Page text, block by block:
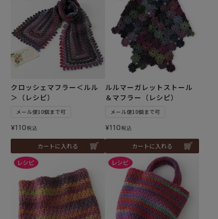
クロッシェマフラー＜ルル
＞（レシピ）
メール便10個まで可
¥110税込
カートに入れる
ルルマーガレットストール
＆マフラー（レシピ）
メール便10個まで可
¥110税込
カートに入れる